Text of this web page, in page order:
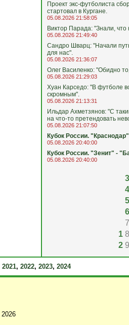
Проект экс-футболиста
стартовал в Кургане.
05.08.2026 21:58:05
Виктор Парада: "Знали,
05.08.2026 21:49:40
Сандро Шварц: "Начали
для нас".
05.08.2026 21:36:07
Олег Василенко: "Обидно
05.08.2026 21:29:03
Хуан Карседо: "В футболе
скромным".
05.08.2026 21:13:31
Ильдар Ахметзянов: "С
на что‑то претендовать
05.08.2026 21:07:50
Кубок России.
05.08.2026 20:40:00
Кубок России. "Зенит" -
05.08.2026 20:40:00
3
4
5
6
7
1 8
2 9
2021, 2022, 2023, 2024
2026